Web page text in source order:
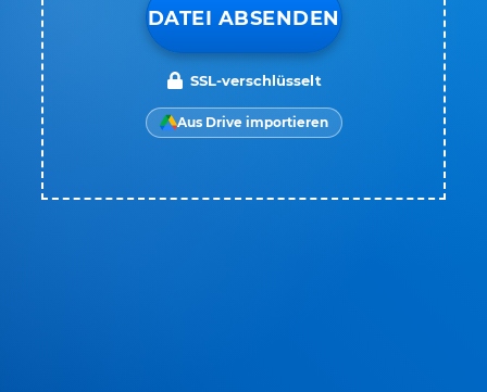
DATEI ABSENDEN
SSL-verschlüsselt
Aus Drive importieren